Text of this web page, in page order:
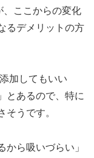
、ここからの変化
るデメリットの方
加してもいい
とあるので、特に
うです。
ら吸いづらい」